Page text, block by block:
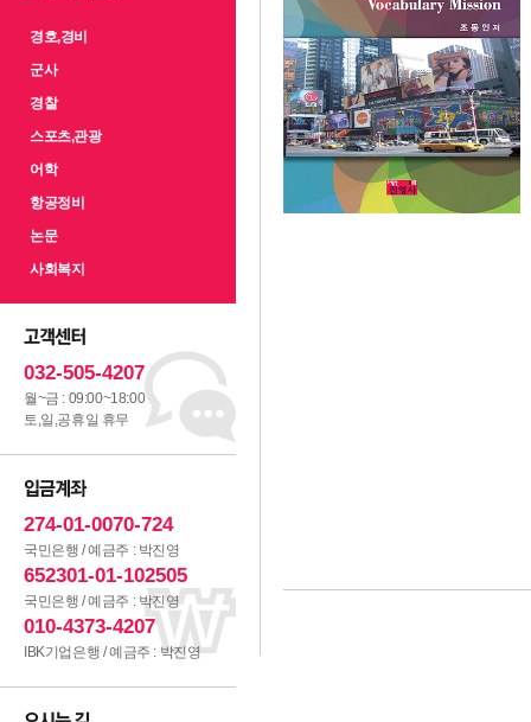
경호,경비
군사
경찰
스포츠,관광
어학
항공정비
논문
사회복지
032-505-4207
월~금 : 09:00~18:00
토,일,공휴일 휴무
274-01-0070-724
국민은행 / 예금주 : 박진영
652301-01-102505
국민은행 / 예금주 : 박진영
010-4373-4207
IBK기업은행 / 예금주 : 박진영